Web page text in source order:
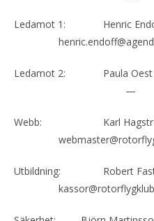
Ledamot 1: Henric
Ledamot 2: Paula Oest
—
Webb: Karl
Utbildning: Robert